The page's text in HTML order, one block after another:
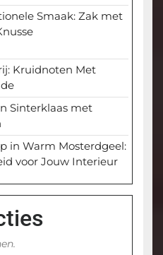
Smaak: Zak met
Kruidnoten Met
Sinterklaas met
in Warm Mosterdgeel:
voor Jouw Interieur